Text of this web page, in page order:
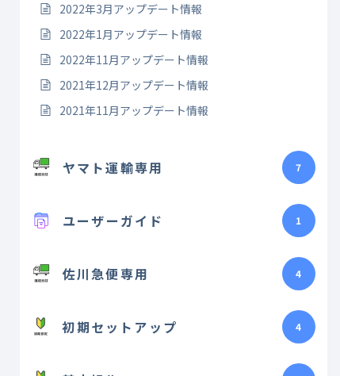
2022年3月アップデート情報
2022年1月アップデート情報
2022年11月アップデート情報
2021年12月アップデート情報
2021年11月アップデート情報
ヤマト運輸専用 7
ユーザーガイド 1
佐川急便専用 4
初期セットアップ 4